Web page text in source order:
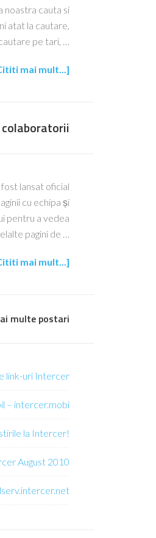
noastra cauta si
atat la cautare,
pe tari, …
mai mult...]
lansat oficial
cu echipa și
pentru a vedea
pagini de …
mai mult...]
multe postari
link-uri Intercer
– intercer.mobi
la Intercer!
August 2010